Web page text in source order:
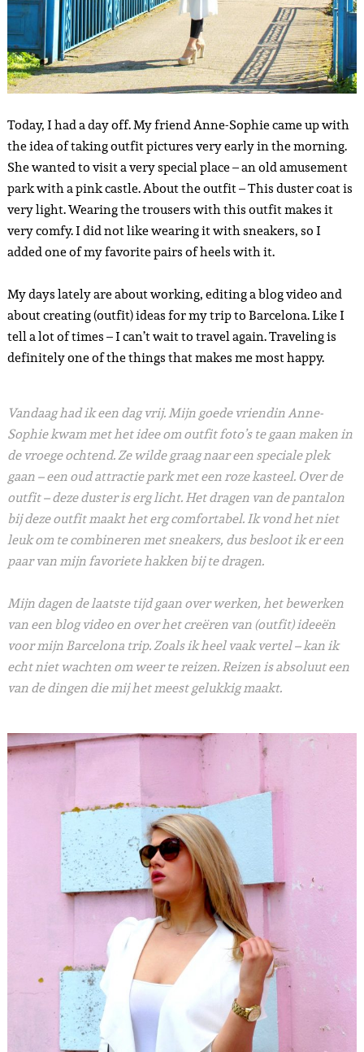
Today, I had a day off. My friend Anne-Sophie came up with
the idea of taking outfit pictures very early in the morning.
She wanted to visit a very special place – an old amusement
park with a pink castle. About the outfit – This duster coat is
very light. Wearing the trousers with this outfit makes it
very comfy. I did not like wearing it with sneakers, so I
added one of my favorite pairs of heels with it.
My days lately are about working, editing a blog video and
about creating (outfit) ideas for my trip to Barcelona. Like I
tell a lot of times – I can’t wait to travel again. Traveling is
definitely one of the things that makes me most happy.
Vandaag had ik een dag vrij. Mijn goede vriendin Anne-
Sophie kwam met het idee om outfit foto’s te gaan maken in
de vroege ochtend. Ze wilde graag naar een speciale plek
gaan – een oud attractie park met een roze kasteel. Over de
outfit – deze duster is erg licht. Het dragen van de pantalon
bij deze outfit maakt het erg comfortabel. Ik vond het niet
leuk om te combineren met sneakers, dus besloot ik er een
paar van mijn favoriete hakken bij te dragen.
Mijn dagen de laatste tijd gaan over werken, het bewerken
van een blog video en over het creëren van (outfit) ideeën
voor mijn Barcelona trip. Zoals ik heel vaak vertel – kan ik
echt niet wachten om weer te reizen. Reizen is absoluut een
van de dingen die mij het meest gelukkig maakt.